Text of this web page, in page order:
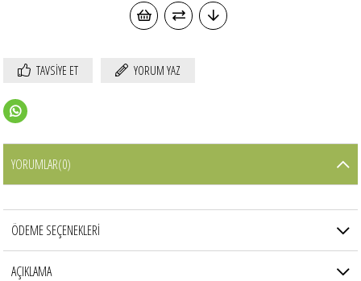
TAVSIYE ET YORUM YAZ
YORUMLAR(0)
ÖDEME SEÇENEKLERI
AÇIKLAMA